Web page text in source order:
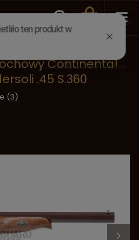
Czarnoprochowa
Continental
.45 S.360
(3)